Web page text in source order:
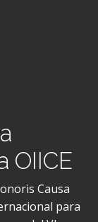
OIICE
Causa